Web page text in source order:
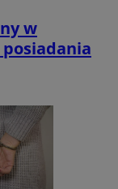
w
posiadania